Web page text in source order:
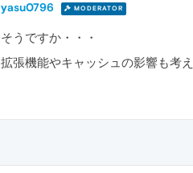
yasu0796 MODERATOR
そうですか・・・
拡張機能やキャッシュの影響も考